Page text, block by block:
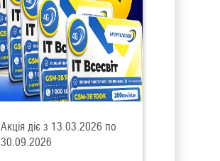
Акція діє з 13.03.2026 по
30.09.2026